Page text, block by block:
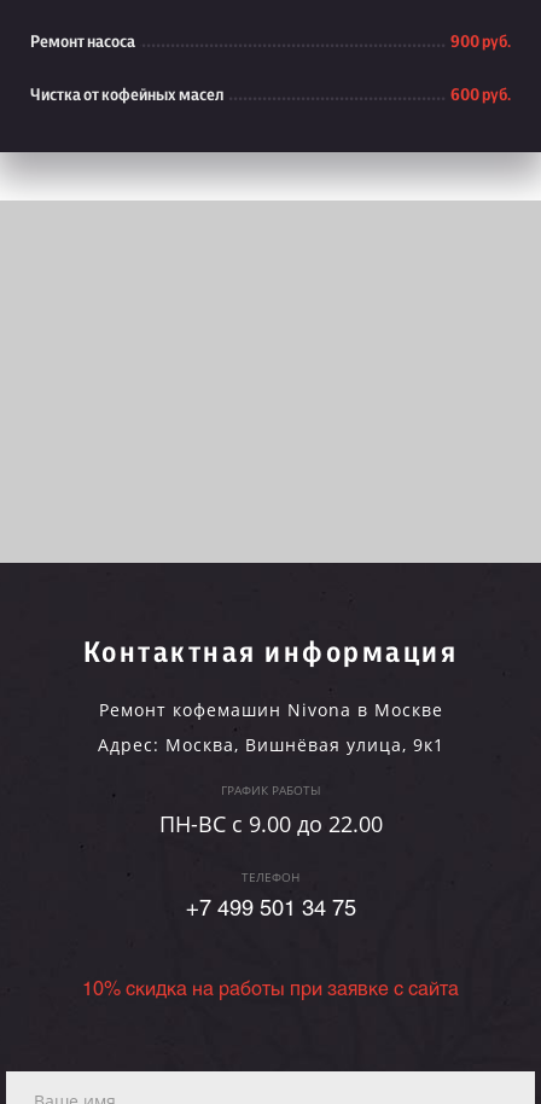
Ремонт насоса 900 руб.
Чистка от кофейных масел 600 руб.
Контактная информация
Ремонт кофемашин Nivona в Москве
Адрес: Москва, Вишнёвая улица, 9к1
ГРАФИК РАБОТЫ
ПН-ВC c 9.00 до 22.00
ТЕЛЕФОН
+7 499 501 34 75
10% скидка на работы при заявке с сайта